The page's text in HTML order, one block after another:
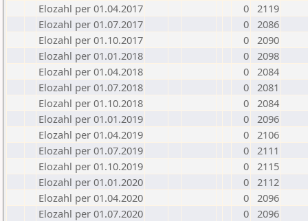
Elozahl per 01.04.2017
0 2119
Elozahl per 01.07.2017
0 2086
Elozahl per 01.10.2017
0 2090
Elozahl per 01.01.2018
0 2098
Elozahl per 01.04.2018
0 2084
Elozahl per 01.07.2018
0 2081
Elozahl per 01.10.2018
0 2084
Elozahl per 01.01.2019
0 2096
Elozahl per 01.04.2019
0 2106
Elozahl per 01.07.2019
0 2111
Elozahl per 01.10.2019
0 2115
Elozahl per 01.01.2020
0 2112
Elozahl per 01.04.2020
0 2096
Elozahl per 01.07.2020
0 2096